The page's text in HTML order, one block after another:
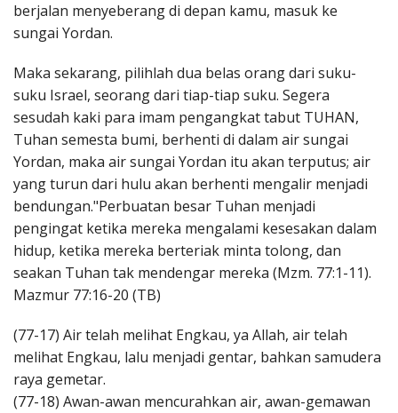
berjalan menyeberang di depan kamu, masuk ke
sungai Yordan.
Maka sekarang, pilihlah dua belas orang dari suku-
suku Israel, seorang dari tiap-tiap suku. Segera
sesudah kaki para imam pengangkat tabut TUHAN,
Tuhan semesta bumi, berhenti di dalam air sungai
Yordan, maka air sungai Yordan itu akan terputus; air
yang turun dari hulu akan berhenti mengalir menjadi
bendungan."Perbuatan besar Tuhan menjadi
pengingat ketika mereka mengalami kesesakan dalam
hidup, ketika mereka berteriak minta tolong, dan
seakan Tuhan tak mendengar mereka (Mzm. 77:1-11).
Mazmur 77:16-20 (TB)
(77-17) Air telah melihat Engkau, ya Allah, air telah
melihat Engkau, lalu menjadi gentar, bahkan samudera
raya gemetar.
(77-18) Awan-awan mencurahkan air, awan-gemawan